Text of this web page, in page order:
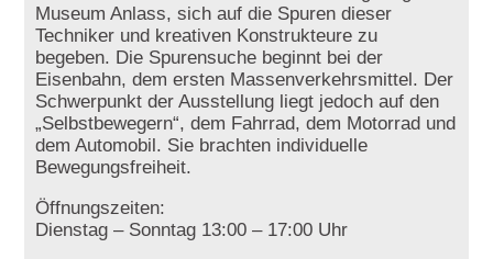
Museum Anlass, sich auf die Spuren dieser
Techniker und kreativen Konstrukteure zu
begeben. Die Spurensuche beginnt bei der
Eisenbahn, dem ersten Massenverkehrsmittel. Der
Schwerpunkt der Ausstellung liegt jedoch auf den
„Selbstbewegern“, dem Fahrrad, dem Motorrad und
dem Automobil. Sie brachten individuelle
Bewegungsfreiheit.
Öffnungszeiten:
Dienstag – Sonntag 13:00 – 17:00 Uhr